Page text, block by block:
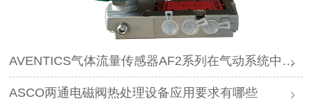
AVENTICS气体流量传感器AF2系列在气动系统中作用是什么
ASCO两通电磁阀热处理设备应用要求有哪些